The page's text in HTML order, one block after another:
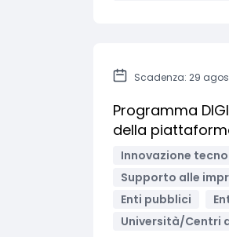
Scadenza: 29
Programma
della
Innovazione
Supporto alle
Enti pubblici
Università/Centri